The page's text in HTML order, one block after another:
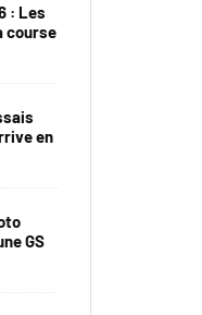
: Les
course
en
GS